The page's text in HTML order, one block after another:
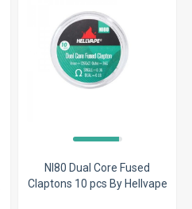
NI80 Dual Core Fused
Claptons 10 pcs By Hellvape